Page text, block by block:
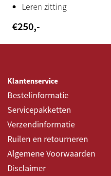
Leren zitting
€250,-
Klantenservice
Bestelinformatie
Servicepakketten
Verzendinformatie
Ruilen en retourneren
Algemene Voorwaarden
Disclaimer